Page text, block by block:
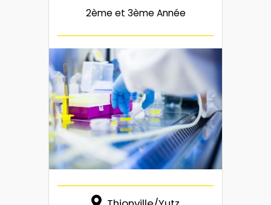
2ème et 3ème Année